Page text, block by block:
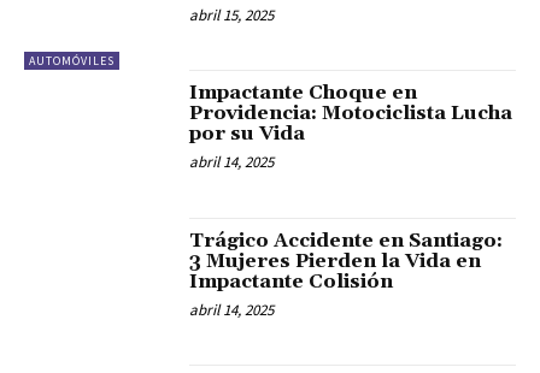
AUTOMÓVILES
abril 15, 2025
Impactante Choque en
Providencia: Motociclista Lucha
por su Vida
abril 14, 2025
Trágico Accidente en Santiago:
3 Mujeres Pierden la Vida en
Impactante Colisión
abril 14, 2025